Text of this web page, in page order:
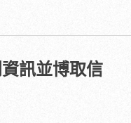
訊並博取信